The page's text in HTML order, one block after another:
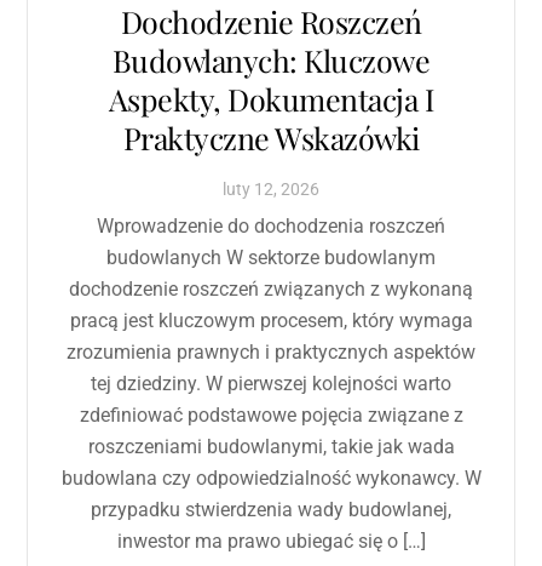
Dochodzenie Roszczeń
Budowlanych: Kluczowe
Aspekty, Dokumentacja I
Praktyczne Wskazówki
luty 12, 2026
Wprowadzenie do dochodzenia roszczeń
budowlanych W sektorze budowlanym
dochodzenie roszczeń związanych z wykonaną
pracą jest kluczowym procesem, który wymaga
zrozumienia prawnych i praktycznych aspektów
tej dziedziny. W pierwszej kolejności warto
zdefiniować podstawowe pojęcia związane z
roszczeniami budowlanymi, takie jak wada
budowlana czy odpowiedzialność wykonawcy. W
przypadku stwierdzenia wady budowlanej,
inwestor ma prawo ubiegać się o […]